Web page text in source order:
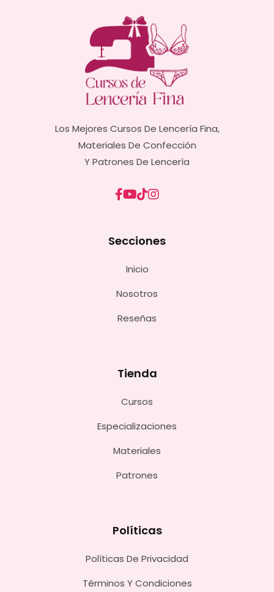
Los Mejores Cursos De Lencería Fina,
Materiales De Confección
Y Patrones De Lencería
Secciones
Inicio
Nosotros
Reseñas
Tienda
Cursos
Especializaciones
Materiales
Patrones
Políticas
Políticas De Privacidad
Términos Y Condiciones